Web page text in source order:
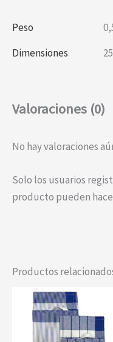
Peso
Dimensiones
Valoraciones (0)
No hay valoraciones
Solo los usuarios
producto pueden
Productos